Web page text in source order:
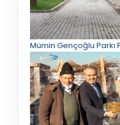
Mümin Gençoğlu Parkı